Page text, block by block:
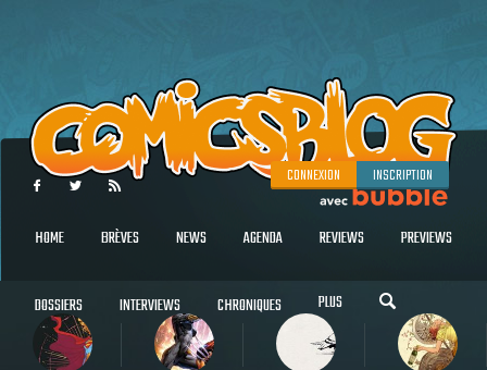
CONNEXION INSCRIPTION
HOME BRÈVES NEWS AGENDA REVIEWS PREVIEWS
DOSSIERS INTERVIEWS CHRONIQUES PLUS